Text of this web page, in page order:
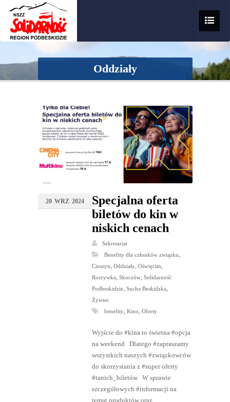
Oddziały
20 WRZ 2024
Specjalna oferta
biletów do kin w
niskich cenach
Sekretariat
Benefity dla członków związku
Cieszyn Oddziały, Oświęcim
Rozrywka Skoczów, Solidarność
Podbeskidzie, Sucha Beskidzka
Żywiec
benefity, Kino Oferty
Wyjście do #kina to świetna #opcja
na weekend Dlatego #zapraszamy
wszystkich naszych #związkowców
do skorzystania z #super oferty
#tanich_biletów W sprawie
szczegółowych #informacji na
temat produktów oraz